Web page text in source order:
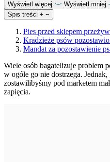
Wyświetl więcej
Wyświetl mniej
Spis treści + −
Pies przed sklepem
Kradzieże psów
Mandat za pozostawienie
Wiele osób bagatelizuje problem
w ogóle go nie dostrzega.
zostawilibyśmy pod marketem
zapięcia.